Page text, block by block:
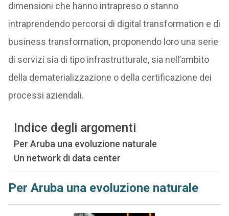
dimensioni che hanno intrapreso o stanno
intraprendendo percorsi di digital transformation e di
business transformation, proponendo loro una serie
di servizi sia di tipo infrastrutturale, sia nell’ambito
della dematerializzazione o della certificazione dei
processi aziendali.
Indice degli argomenti
Per Aruba una evoluzione naturale
Un network di data center
Per Aruba una evoluzione naturale